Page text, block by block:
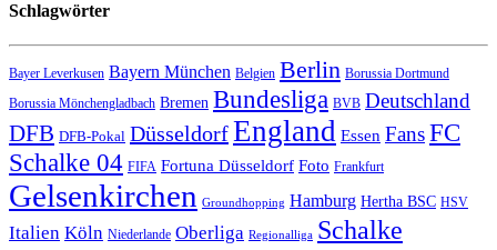
Schlagwörter
Bayer Leverkusen Bayern München Belgien Berlin Borussia Dortmund
Borussia Mönchengladbach Bremen Bundesliga BVB Deutschland
DFB DFB-Pokal DüsseldorfEngland Essen FansFC
Schalke 04 FIFA Fortuna Düsseldorf Foto Frankfurt
Gelsenkirchen Groundhopping Hamburg Hertha BSC HSV
Italien Köln Niederlande Oberliga Regionalliga Schalke